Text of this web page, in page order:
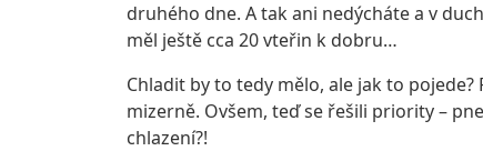
druhého dne. A tak ani nedýcháte a v
měl ještě cca 20 vteřin k dobru…
Chladit by to tedy mělo, ale jak to
mizerně. Ovšem, teď se řešili priority –
chlazení?!